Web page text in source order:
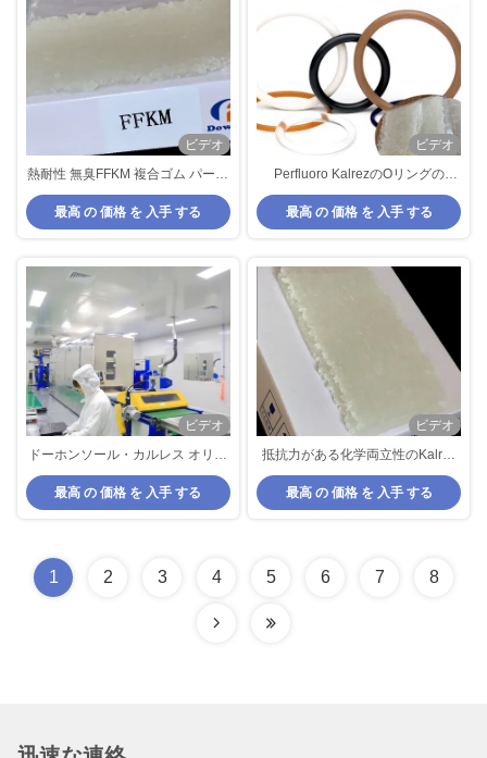
ビデオ
熱耐性 無臭FFKM 複合ゴム パーフ
ルーロエラストーマー 複合Oリン
グ
最高 の 価格 を 入手 する
ビデオ
Perfluoro KalrezのOリングの
Perfluoroelastomer FFKMの混合物
最高 の 価格 を 入手 する
ビデオ
ドーホンソール・カルレス オリン
グ パーフルーロエラストーマー
最高 の 価格 を 入手 する
ビデオ
抵抗力がある化学両立性のKalrez
のOリングFFKMの混合物の高温
最高 の 価格 を 入手 する
1 2 3 4 5 6 7 8